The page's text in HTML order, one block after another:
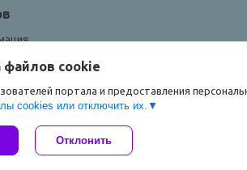
платформе Deal.by
файлов cookies
файлов cookie
портала и предоставления
cookies или отключить их.
Отклонить